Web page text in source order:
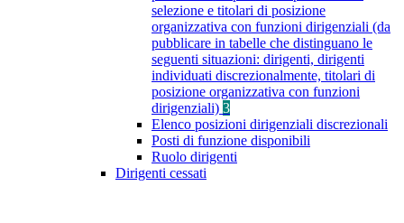
selezione e titolari di posizione
organizzativa con funzioni dirigenziali (da
pubblicare in tabelle che distinguano le
seguenti situazioni: dirigenti, dirigenti
individuati discrezionalmente, titolari di
posizione organizzativa con funzioni
dirigenziali) 3
Elenco posizioni dirigenziali discrezionali
Posti di funzione disponibili
Ruolo dirigenti
Dirigenti cessati